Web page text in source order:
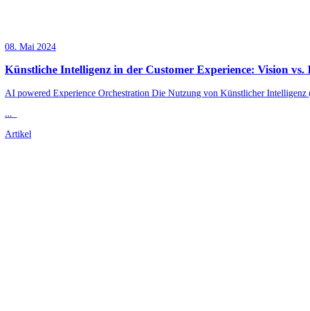
08. Mai 2024
Künstliche Intelligenz in der Customer Experience: Vision vs.
AI powered Experience Orchestration Die Nutzung von Künstlicher
...
Artikel